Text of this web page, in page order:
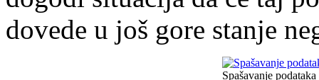
dovede u još gore stanje
Spašavanje